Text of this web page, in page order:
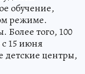
обучение,
режиме.
Более того, 100
15 июня
детские центры,